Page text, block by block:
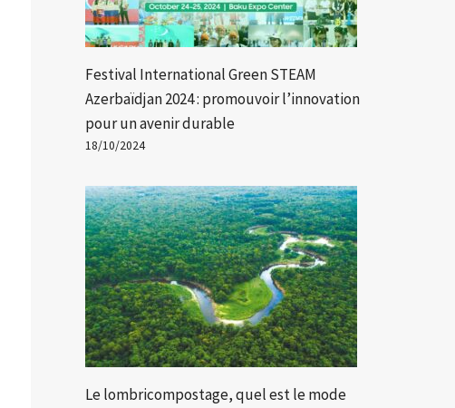
Festival International Green STEAM
Azerbaïdjan 2024 : promouvoir l’innovation
pour un avenir durable
18/10/2024
Le lombricompostage, quel est le mode